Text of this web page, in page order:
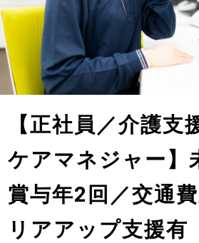
【正社員／介護支
ケアマネジャー】
賞与年2回／交通
リアアップ支援有